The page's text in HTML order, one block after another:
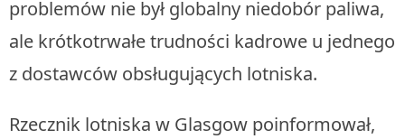
problemów nie był globalny niedobór paliwa,
ale krótkotrwałe trudności kadrowe u jednego
z dostawców obsługujących lotniska.
Rzecznik lotniska w Glasgow poinformował,